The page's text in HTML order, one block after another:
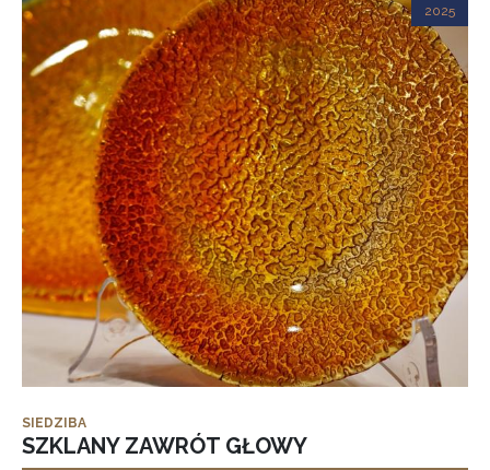
2025
SIEDZIBA
SZKLANY ZAWRÓT GŁOWY